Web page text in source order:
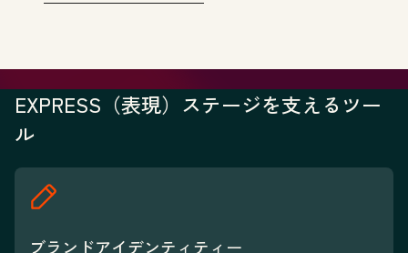
EXPRESS（表現）ステージを支えるツー
ル
ブランドアイデンティティー